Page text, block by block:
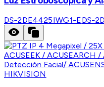
DS-2DE4425IWG1-EDS-
HIKVISION